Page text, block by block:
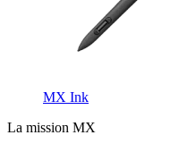
MX Ink
La mission MX